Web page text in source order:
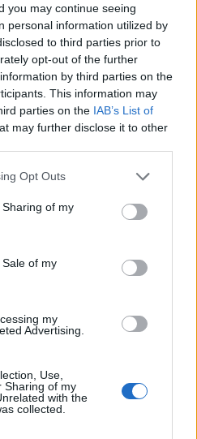
you may continue seeing
personal information utilized by
to third parties prior to
opt-out of the further
by third parties on the
This information may
parties on the IAB’s List of
may further disclose it to other
app uses one or more Google
behaviour. You may click to
and its third-party tags to
purposes in below Google
Opt Outs
of my
of my
my
Advertising.
Use,
Sharing of my
with the
collected.
σαφή αεροδυναμική
έως τον πίσω διαχύτη. Οι
στην ψύξη των
του κινητήρα εσωτερικής
Το εμπρός S-duct
απόδοση στον εμπρός άξονα,
είναι η αναδιπλούμενη
η οποία λειτουργεί σε τρεις
Downforce και High Downforce.
για μείωση της
και High Downforce,
κάθετης δύναμης,
και το επιλεγμένο
και Track, η πτέρυγα